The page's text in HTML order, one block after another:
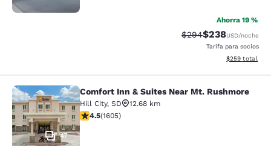
Ahorra 19 %
Precio tachado:
$294Precio con
$238USD/noche
Tarifa para socios
Ver detalles
$259 total
Comfort Inn & Suites Near Mt.
47
Comfort Inn & Suites Near Mt. Rushmore
Hill City, SD
12.68 km
calificación de 4.54 estrellas. Excelente. 1605 reseñas
4.5(1605)